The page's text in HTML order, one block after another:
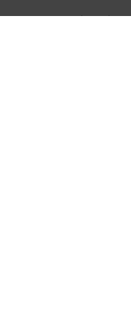
συγγραφέα(2003)